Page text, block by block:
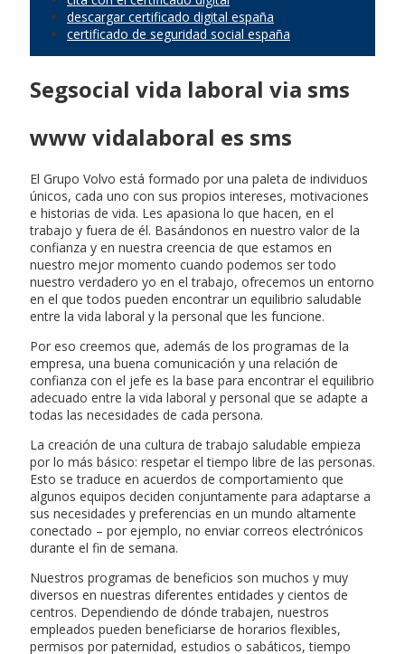
descargar certificado digital españa
certificado de seguridad social españa
Segsocial vida laboral via sms
www vidalaboral es sms
El Grupo Volvo está formado por una paleta de individuos
únicos, cada uno con sus propios intereses, motivaciones
e historias de vida. Les apasiona lo que hacen, en el
trabajo y fuera de él. Basándonos en nuestro valor de la
confianza y en nuestra creencia de que estamos en
nuestro mejor momento cuando podemos ser todo
nuestro verdadero yo en el trabajo, ofrecemos un entorno
en el que todos pueden encontrar un equilibrio saludable
entre la vida laboral y la personal que les funcione.
Por eso creemos que, además de los programas de la
empresa, una buena comunicación y una relación de
confianza con el jefe es la base para encontrar el equilibrio
adecuado entre la vida laboral y personal que se adapte a
todas las necesidades de cada persona.
La creación de una cultura de trabajo saludable empieza
por lo más básico: respetar el tiempo libre de las personas.
Esto se traduce en acuerdos de comportamiento que
algunos equipos deciden conjuntamente para adaptarse a
sus necesidades y preferencias en un mundo altamente
conectado – por ejemplo, no enviar correos electrónicos
durante el fin de semana.
Nuestros programas de beneficios son muchos y muy
diversos en nuestras diferentes entidades y cientos de
centros. Dependiendo de dónde trabajen, nuestros
empleados pueden beneficiarse de horarios flexibles,
permisos por paternidad, estudios o sabáticos, tiempo